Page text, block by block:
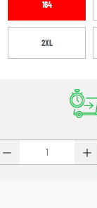
164
2XL
Produkt Anzahl: